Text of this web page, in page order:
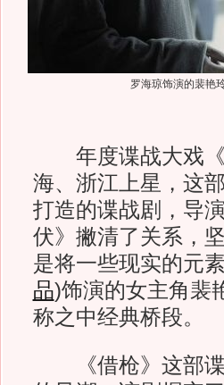
罗海琼饰演的裴艳
年度谍战大戏《
海、浙江上星，这
打造的谍战剧，导演
伏》撇清了关系，
是将一些现实的元
品)饰演的女主角裴
称之中经典桥段。
《借枪》这部谍